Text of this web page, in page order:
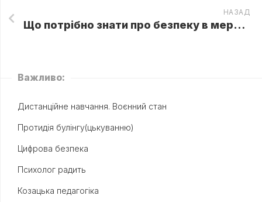
НАЗАД
Що потрібно знати про безпеку в мережі?
Важливо:
Дистанційне навчання. Воєнний стан
Протидія булінгу(цькуванню)
Цифрова безпека
Психолог радить
Козацька педагогіка